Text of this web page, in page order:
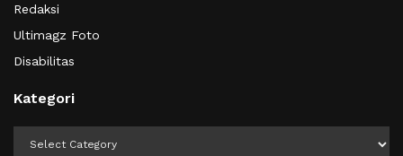
Redaksi
Ultimagz Foto
Disabilitas
Kategori